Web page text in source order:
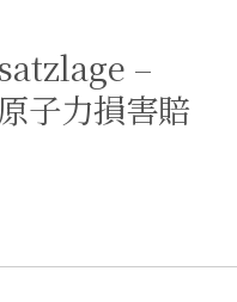
–
子力損害賠